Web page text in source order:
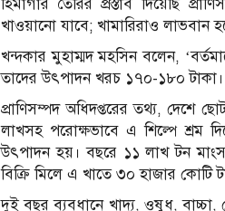
হিমাগার তৈরির প্রস্তাব দিয়েছি
খাওয়ানো যাবে; খামারিরাও লাভবান
খন্দকার মুহাম্মদ মহসিন বলেন,
তাদের উৎপাদন খরচ ১৭০-১৮০ টাকা।
প্রাণিসম্পদ অধিদপ্তরের তথ্য, দেশে
লাখসহ পরোক্ষভাবে এ শিল্পে শ্রম
উৎপাদন হয়। বছরে ১১ লাখ টন
বিক্রি মিলে এ খাতে ৩০ হাজার কোটি
দুই বছর ব্যবধানে খাদ্য, ওষুধ, বাচ্চা,